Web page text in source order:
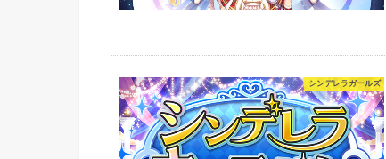
シンデレラガールズ